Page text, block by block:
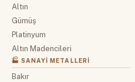
Altın
Gümüş
Platinyum
Altın Madencileri
🏭 SANAYI METALLERI
Bakır